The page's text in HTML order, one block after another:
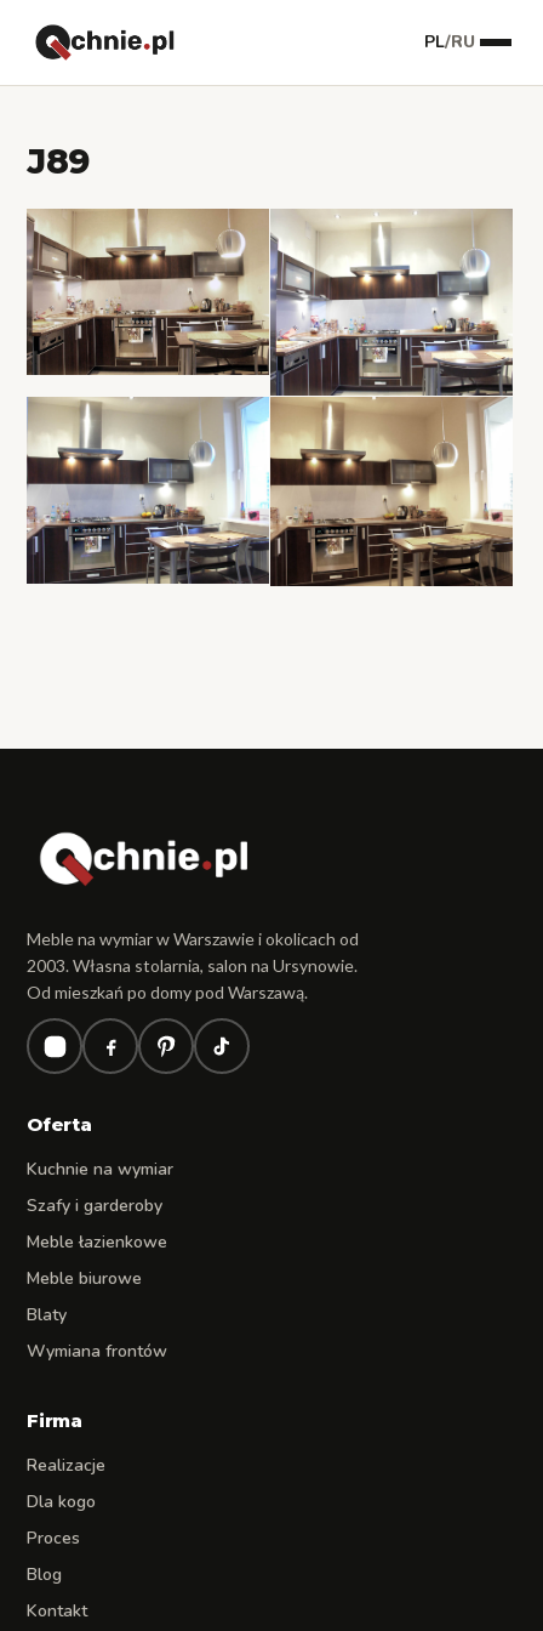
PL/RU
J89
Meble na wymiar w Warszawie i okolicach od
2003. Własna stolarnia, salon na Ursynowie.
Od mieszkań po domy pod Warszawą.
Oferta
Kuchnie na wymiar
Szafy i garderoby
Meble łazienkowe
Meble biurowe
Blaty
Wymiana frontów
Firma
Realizacje
Dla kogo
Proces
Blog
Kontakt